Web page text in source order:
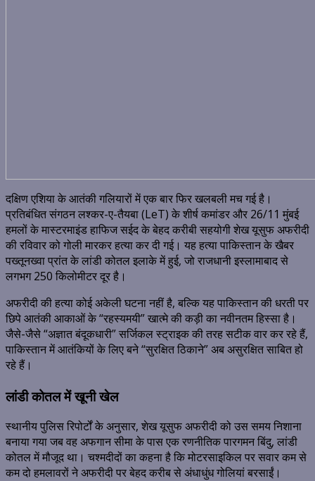
दक्षिण एशिया के आतंकी गलियारों में एक बार फिर खलबली मच गई है।
प्रतिबंधित संगठनलश्कर-ए-तैयबा (LeT) के शीर्ष कमांडर और 26/11 मुंबई
हमलों के मास्टरमाइंडहाफिज सईदके बेहद करीबी सहयोगीशेख यूसुफ अफरीदी
की रविवार को गोली मारकर हत्या कर दी गई। यह हत्या पाकिस्तान के खैबर
पख्तूनख्वा प्रांत केलांडी कोतलइलाके में हुई, जो राजधानी इस्लामाबाद से
लगभग 250 किलोमीटर दूर है।
अफरीदी की हत्या कोई अकेली घटना नहीं है, बल्कि यह पाकिस्तान की धरती पर
छिपे आतंकी आकाओं के “रहस्यमयी” खात्मे की कड़ी का नवीनतम हिस्सा है।
जैसे-जैसे “अज्ञात बंदूकधारी” सर्जिकल स्ट्राइक की तरह सटीक वार कर रहे हैं,
पाकिस्तान में आतंकियों के लिए बने “सुरक्षित ठिकाने” अब असुरक्षित साबित हो
रहे हैं।
लांडी कोतल में खूनी खेल
स्थानीय पुलिस रिपोर्टों के अनुसार, शेख यूसुफ अफरीदी को उस समय निशाना
बनाया गया जब वह अफगान सीमा के पास एक रणनीतिक पारगमन बिंदु, लांडी
कोतल में मौजूद था। चश्मदीदों का कहना है कि मोटरसाइकिल पर सवार कम से
कम दो हमलावरों ने अफरीदी पर बेहद करीब से अंधाधुंध गोलियां बरसाईं।